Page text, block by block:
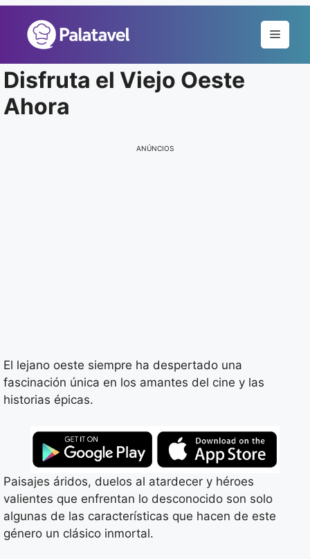
conteúdo
Menu
Disfruta el Viejo Oeste
Ahora
ANÚNCIOS
El lejano oeste siempre ha despertado una
fascinación única en los amantes del cine y las
historias épicas.
Paisajes áridos, duelos al atardecer y héroes
valientes que enfrentan lo desconocido son solo
algunas de las características que hacen de este
género un clásico inmortal.